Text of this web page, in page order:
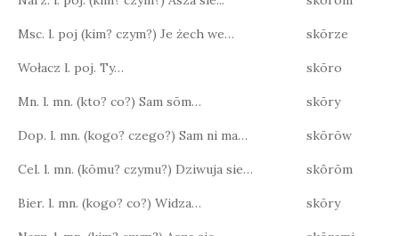
Msc. l. poj (kim? czym?) Je żech we… skōrze
Wołacz l. poj. Ty… skōro
Mn. l. mn. (kto? co?) Sam sōm… skōry
Dop. l. mn. (kogo? czego?) Sam ni ma… skōrōw
Cel. l. mn. (kōmu? czymu?) Dziwuja sie… skôrōm
Bier. l. mn. (kogo? co?) Widza… skōry